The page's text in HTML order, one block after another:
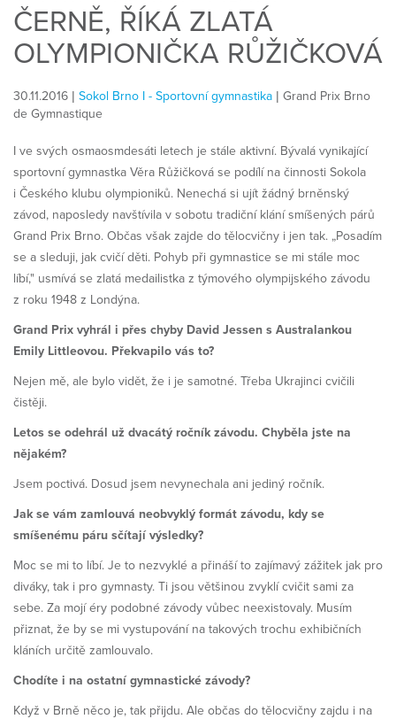
ČERNĚ, ŘÍKÁ ZLATÁ
OLYMPIONIČKA RŮŽIČKOVÁ
30.11.2016 | Sokol Brno I - Sportovní gymnastika | Grand Prix Brno
de Gymnastique
I ve svých osmaosmdesáti letech je stále aktivní. Bývalá vynikající
sportovní gymnastka Věra Růžičková se podílí na činnosti Sokola
i Českého klubu olympioniků. Nenechá si ujít žádný brněnský
závod, naposledy navštívila v sobotu tradiční klání smíšených párů
Grand Prix Brno. Občas však zajde do tělocvičny i jen tak. „Posadím
se a sleduji, jak cvičí děti. Pohyb při gymnastice se mi stále moc
líbí," usmívá se zlatá medailistka z týmového olympijského závodu
z roku 1948 z Londýna.
Grand Prix vyhrál i přes chyby David Jessen s Australankou
Emily Littleovou. Překvapilo vás to?
Nejen mě, ale bylo vidět, že i je samotné. Třeba Ukrajinci cvičili
čistěji.
Letos se odehrál už dvacátý ročník závodu. Chyběla jste na
nějakém?
Jsem poctivá. Dosud jsem nevynechala ani jediný ročník.
Jak se vám zamlouvá neobvyklý formát závodu, kdy se
smíšenému páru sčítají výsledky?
Moc se mi to líbí. Je to nezvyklé a přináší to zajímavý zážitek jak pro
diváky, tak i pro gymnasty. Ti jsou většinou zvyklí cvičit sami za
sebe. Za mojí éry podobné závody vůbec neexistovaly. Musím
přiznat, že by se mi vystupování na takových trochu exhibičních
kláních určitě zamlouvalo.
Chodíte i na ostatní gymnastické závody?
Když v Brně něco je, tak přijdu. Ale občas do tělocvičny zajdu i na